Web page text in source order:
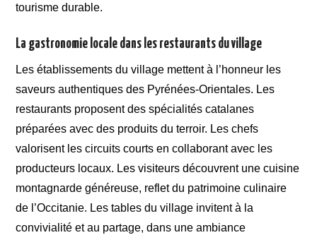
tourisme durable.
La gastronomie locale dans les restaurants du village
Les établissements du village mettent à l’honneur les
saveurs authentiques des Pyrénées-Orientales. Les
restaurants proposent des spécialités catalanes
préparées avec des produits du terroir. Les chefs
valorisent les circuits courts en collaborant avec les
producteurs locaux. Les visiteurs découvrent une cuisine
montagnarde généreuse, reflet du patrimoine culinaire
de l’Occitanie. Les tables du village invitent à la
convivialité et au partage, dans une ambiance